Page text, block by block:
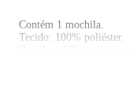
Contém 1 mochila.
Tecido: 100% poliéster.